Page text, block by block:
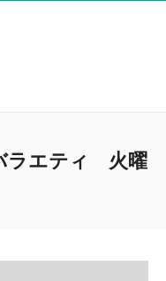
ラエティ 火曜